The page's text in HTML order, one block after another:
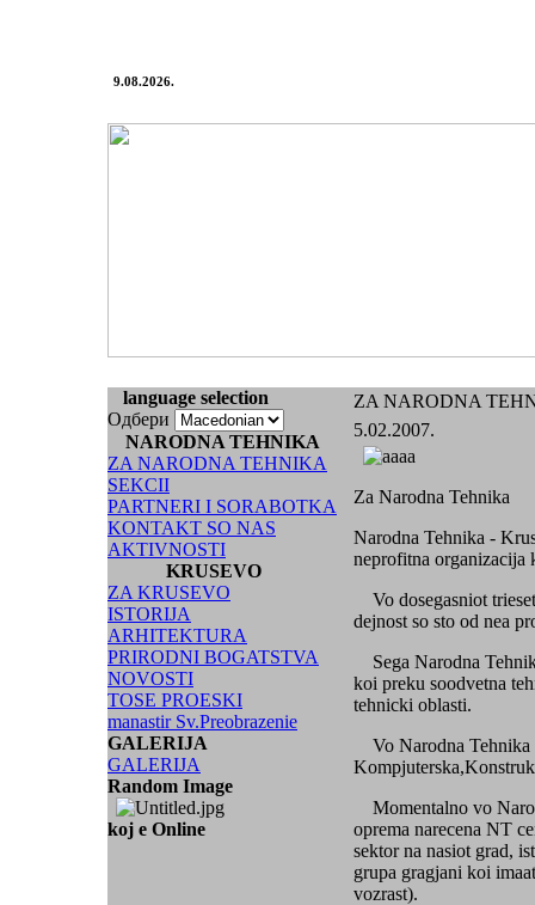
9.08.2026.
language selection
Одбери
NARODNA TEHNIKA
ZA NARODNA TEHNIKA
SEKCII
PARTNERI I SORABOTKA
KONTAKT SO NAS
AKTIVNOSTI
KRUSEVO
ZA KRUSEVO
ISTORIJA
ARHITEKTURA
PRIRODNI BOGATSTVA
NOVOSTI
TOSE PROESKI
manastir Sv.Preobrazenie
GALERIJA
GALERIJA
Random Image
koj e Online
ZA NARODNA
5.02.2007.
Za Narodna Tehnika
Narodna Tehnika -
neprofitna organizacija
Vo dosegasniot
dejnost so sto od nea
Sega Narodna
koi preku soodvetna
tehnicki oblasti.
Vo Narodna Tehnika
Momentalno vo
oprema narecena NT
sektor na nasiot grad,
grupa gragjani koi
vozrast).